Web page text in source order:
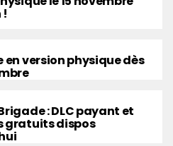
!
en version physique dès
: DLC payant et
gratuits dispos